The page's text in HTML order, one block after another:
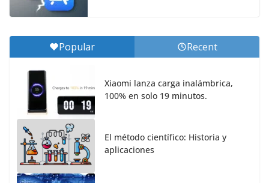
Popular Recent
Xiaomi lanza carga inalámbrica,
100% en solo 19 minutos.
El método científico: Historia y
aplicaciones